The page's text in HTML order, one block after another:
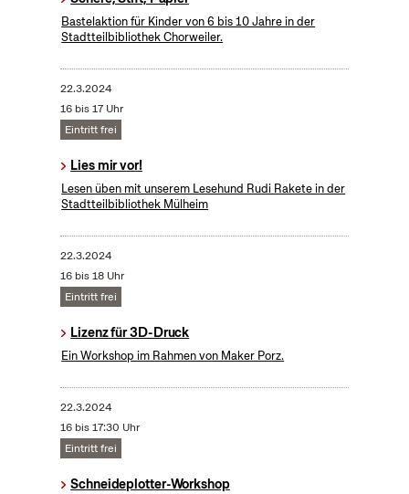
Bastelaktion für Kinder von 6 bis 10 Jahre in der
Stadtteilbibliothek Chorweiler.
22.3.2024
16 bis 17 Uhr
Eintritt frei
Lies mir vor!
Lesen üben mit unserem Lesehund Rudi Rakete in der
Stadtteilbibliothek Mülheim
22.3.2024
16 bis 18 Uhr
Eintritt frei
Lizenz für 3D-Druck
Ein Workshop im Rahmen von Maker Porz.
22.3.2024
16 bis 17:30 Uhr
Eintritt frei
Schneideplotter-Workshop